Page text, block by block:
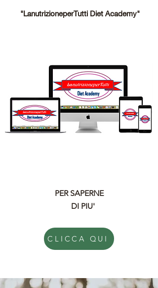
"LanutrizioneperTutti Diet Academy"
PER SAPERNE
DI PIU'
CLICCA QUI